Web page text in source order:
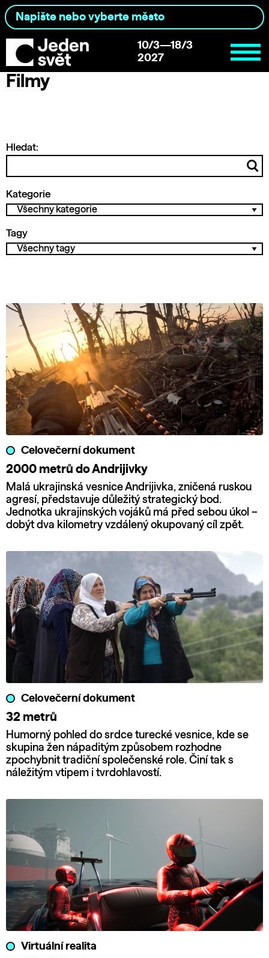
10/3—18/3
2027
Filmy
Hledat:
Kategorie
Tagy
Celovečerní dokument
2000 metrů do Andrijivky
Malá ukrajinská vesnice Andrijivka, zničená ruskou
agresí, představuje důležitý strategický bod.
Jednotka ukrajinských vojáků má před sebou úkol –
dobýt dva kilometry vzdálený okupovaný cíl zpět.
Celovečerní dokument
32 metrů
Humorný pohled do srdce turecké vesnice, kde se
skupina žen nápaditým způsobem rozhodne
zpochybnit tradiční společenské role. Činí tak s
náležitým vtipem i tvrdohlavostí.
Virtuální realita